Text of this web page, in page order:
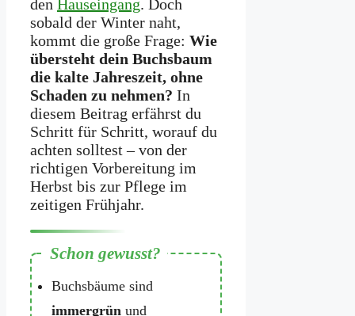
den Hauseingang. Doch
sobald der Winter naht,
kommt die große Frage: Wie
übersteht dein Buchsbaum
die kalte Jahreszeit, ohne
Schaden zu nehmen? In
diesem Beitrag erfährst du
Schritt für Schritt, worauf du
achten solltest – von der
richtigen Vorbereitung im
Herbst bis zur Pflege im
zeitigen Frühjahr.
Buchsbäume sind
immergrün und